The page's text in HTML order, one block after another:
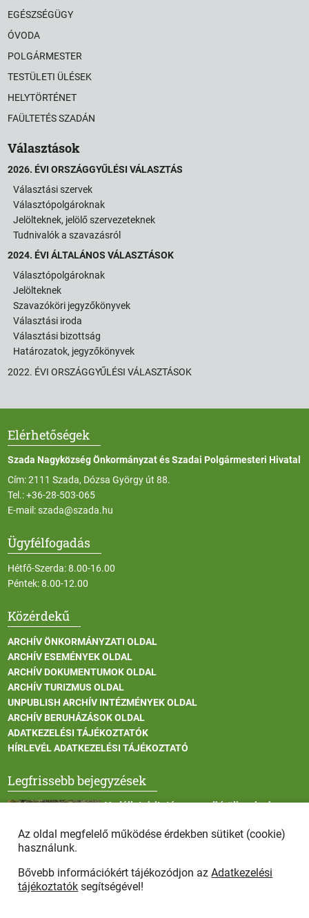
EGÉSZSÉGÜGY
ÓVODA
POLGÁRMESTER
TESTÜLETI ÜLÉSEK
HELYTÖRTÉNET
FAÜLTETÉS SZADÁN
Választások
2026. ÉVI ORSZÁGGYŰLÉSI VÁLASZTÁS
Választási szervek
Választópolgároknak
Jelölteknek, jelölő szervezeteknek
Tudnivalók a szavazásról
2024. ÉVI ÁLTALÁNOS VÁLASZTÁSOK
Választópolgároknak
Jelölteknek
Szavazóköri jegyzőkönyvek
Választási iroda
Választási bizottság
Határozatok, jegyzőkönyvek
2022. ÉVI ORSZÁGGYŰLÉSI VÁLASZTÁSOK
Elérhetőségek
Szada Nagyközség Önkormányzat és Szadai Polgármesteri Hivatal
Cím: 2111 Szada, Dózsa György út 88.
Tel.:+36-28-503-065
E-mail:szada@szada.hu
Ügyfélfogadás
Hétfő-Szerda: 8.00-16.00
Péntek: 8.00-12.00
Közérdekű
ARCHÍV ÖNKORMÁNYZATI OLDAL
ARCHÍV ESEMÉNYEK OLDAL
ARCHÍV DOKUMENTUMOK OLDAL
ARCHÍV TURIZMUS OLDAL
UNPUBLISH ARCHÍV INTÉZMÉNYEK OLDAL
ARCHÍV BERUHÁZÁSOK OLDAL
ADATKEZELÉSI TÁJÉKOZTATÓK
HÍRLEVÉL ADATKEZELÉSI TÁJÉKOZTATÓ
Legfrissebb bejegyzések
Vadállatok itatása a rendkívüli melegben
Afrikai sertéspestis - kérések a lakosság felé
Az oldal megfelelő működése érdekben sütiket (cookie)
használunk.
Bővebb információkért tájékozódjon azAdatkezelési
tájékoztatók segítségével!